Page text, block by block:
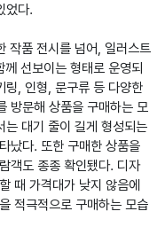
었다.
작품 전시를 넘어, 일러스트
선보이는 형태로 운영되
링, 인형, 문구류 등 다양한
방문해 상품을 구매하는 모
대기 줄이 길게 형성되는
났다. 또한 구매한 상품을
객도 종종 확인됐다. 디자
때 가격대가 낮지 않음에
적극적으로 구매하는 모습